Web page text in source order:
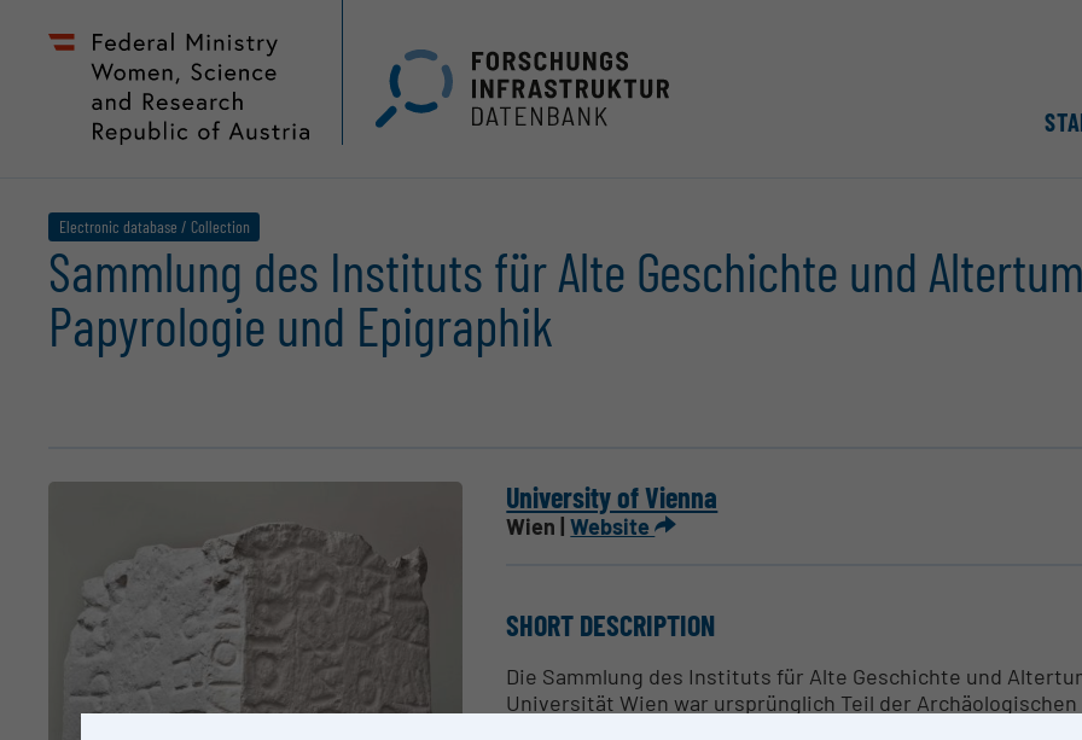
Zum
Seiteninhalt
Accesskey
Hauptnavigation
Accesskey
Electronic database / Collection
Sammlung des Instituts für Alte Geschichte und
Papyrologie und Epigraphik
University of Vienna
Wien |Website
SHORT DESCRIPTION
Die Sammlung des Instituts für Alte Geschichte und
Universität Wien war ursprünglich Teil der